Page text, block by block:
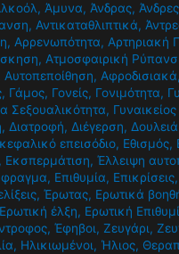
, Άμυνα, Άνδρας, Άνδρες
, Αντικαταθλιπτικά,
, Αρρενωπότητα, Αρτηριακή
, Ατμοσφαιρική
Αυτοπεποίθηση, Αφροδισιακά,
, Γάμος, Γονείς, Γονιμότητα,
Σεξουαλικότητα,
, Διατροφή, Διέγερση, Δουλειά
επεισόδιο, Εθισμός,
, Εκσπερμάτιση,Έλλειψη
, Επιθυμία, Επικρίσεις,
,Έρωτας, Ερωτικά
Ερωτική έλξη, Ερωτική
,Έφηβοι,Ζευγάρι,
, Ηλικιωμένοι, Ήλιος,